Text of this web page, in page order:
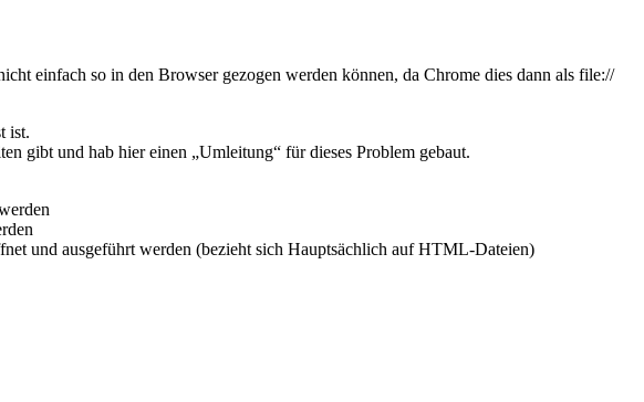
einfach so in den Browser gezogen werden können, da Chrome dies dann als file://
ist.
gibt und hab hier einen „Umleitung“ für dieses Problem gebaut.
und ausgeführt werden (bezieht sich Hauptsächlich auf HTML-Dateien)